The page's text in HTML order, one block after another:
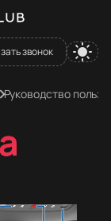
звонок
Руководство